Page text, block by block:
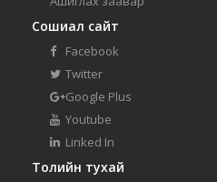
Сошиал сайт
Facebook
Twitter
Google Plus
Youtube
Linked In
Толийн тухай